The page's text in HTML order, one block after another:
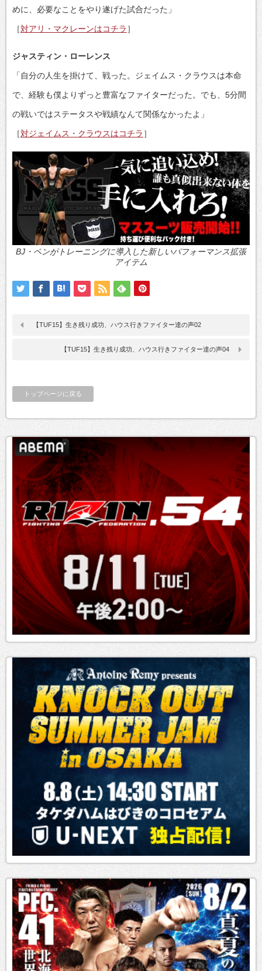
めに、必要なことをやり遂げた試合だった」
［対アリ・マクレーンはコチラ ］
ジャスティン・ローレンス
「自分の人生を掛けて、戦った。ジェイムス・クラウスは本命
で、経験も僕よりずっと豊富なファイターだった。でも、5分間
の戦いではステータスや戦績なんて関係なかったよ」
［対ジェイムス・クラウスはコチラ ］
BJ・ペンがトレーニングに導入した新しいパフォーマンス拡張
アイテム
【TUF15】生き残り成功、ハウス行きファイター達の声02
【TUF15】生き残り成功、ハウス行きファイター達の声04
トップページに戻る